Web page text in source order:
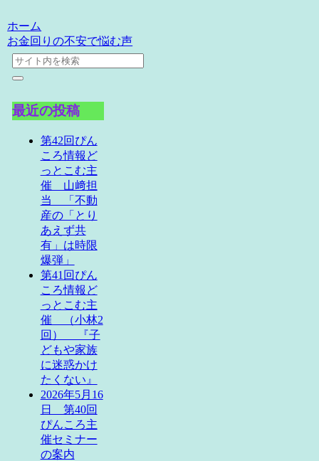
ホーム
お金回りの不安で悩む声
最近の投稿
第42回ぴん
ころ情報ど
っとこむ主
催 山﨑担
当 「不動
産の「とり
あえず共
有」は時限
爆弾」
第41回ぴん
ころ情報ど
っとこむ主
催 （小林2
回） 『子
どもや家族
に迷惑かけ
たくない』
2026年5月16
日 第40回
ぴんころ主
催セミナー
の案内